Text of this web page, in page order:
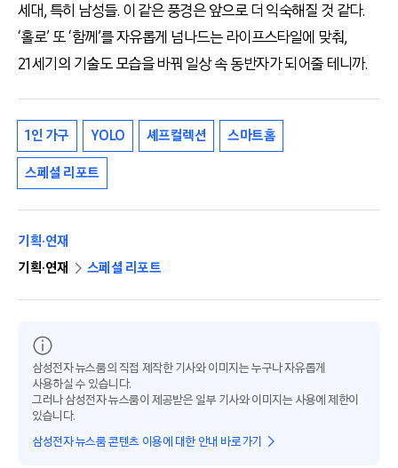
세대, 특히 남성들. 이 같은 풍경은 앞으로 더 익숙해질 것 같다.
‘홀로’ 또 ‘함께’를 자유롭게 넘나드는 라이프스타일에 맞춰,
21세기의 기술도 모습을 바꿔 일상 속 동반자가 되어줄 테니까.
1인 가구 YOLO 셰프컬렉션 스마트홈
스페셜 리포트
기획·연재
기획·연재
스페셜 리포트
삼성전자 뉴스룸의 직접 제작한 기사와 이미지는 누구나 자유롭게
사용하실 수 있습니다.
그러나 삼성전자 뉴스룸이 제공받은 일부 기사와 이미지는 사용에 제한이
있습니다.
삼성전자 뉴스룸 콘텐츠 이용에 대한 안내 바로가기